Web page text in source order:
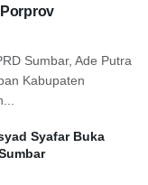
Sumbar, Ade Putra
Kabupaten
Syafar Buka